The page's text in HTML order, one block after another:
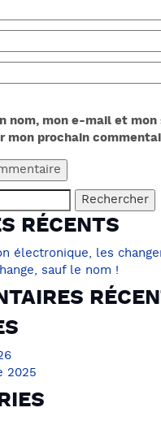
nom, mon e-mail et
mon prochain
RÉCENTS
électronique, les
sauf le nom !
2025